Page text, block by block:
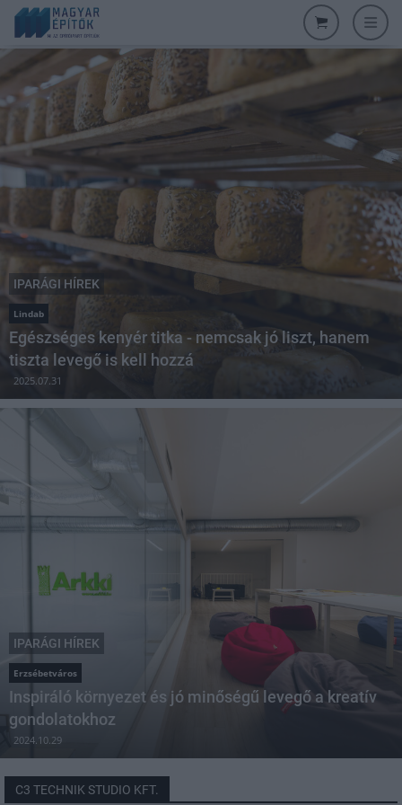
IPARÁGI HÍREK
Lindab
Egészséges kenyér titka - nemcsak jó liszt, hanem
tiszta levegő is kell hozzá
2025.07.31
IPARÁGI HÍREK
Erzsébetváros
Inspiráló környezet és jó minőségű levegő a kreatív
gondolatokhoz
2024.10.29
C3 TECHNIK STUDIO KFT.